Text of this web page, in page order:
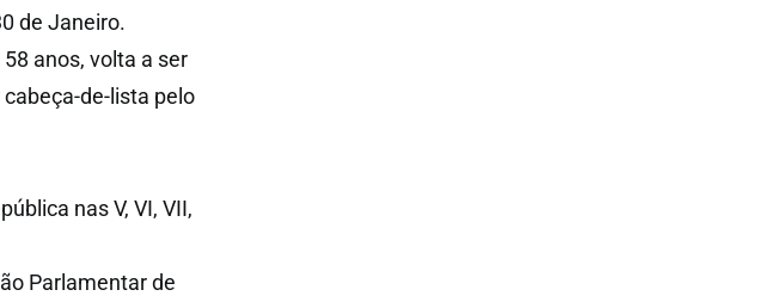
de Janeiro.
anos, volta a ser
de-lista pelo
nas V, VI, VII,
Parlamentar de